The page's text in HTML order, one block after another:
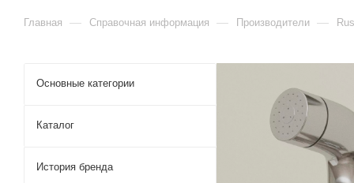
Главная — Справочная информация — Производители —
Основные категории
Каталог
История бренда